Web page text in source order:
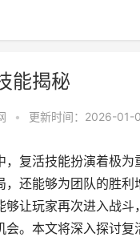
能揭秘
• 更新时间：2026-01-
，复活技能扮演着极为
还能够为团队的胜利
够让玩家再次进入战斗
会。本文将深入探讨复